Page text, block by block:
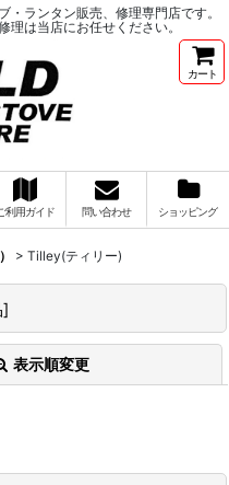
ランタン販売、修理専門店です。
理は当店にお任せください。
カート
利用ガイド 問い合わせ ショッピング
> Tilley(ティリー)
]
表示順変更